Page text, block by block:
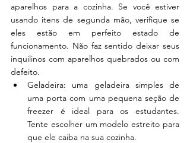
aparelhos para a cozinha. Se você estiver
usando itens de segunda mão, verifique se
eles estão em perfeito estado de
funcionamento. Não faz sentido deixar seus
inquilinos com aparelhos quebrados ou com
defeito.
Geladeira: uma geladeira simples de
uma porta com uma pequena seção de
freezer é ideal para os estudantes.
Tente escolher um modelo estreito para
que ele caiba na sua cozinha.